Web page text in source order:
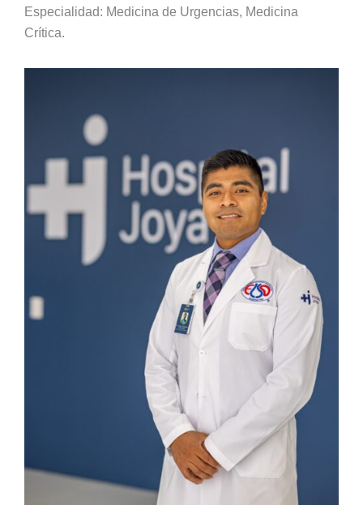
Especialidad: Medicina de Urgencias, Medicina
Crítica.